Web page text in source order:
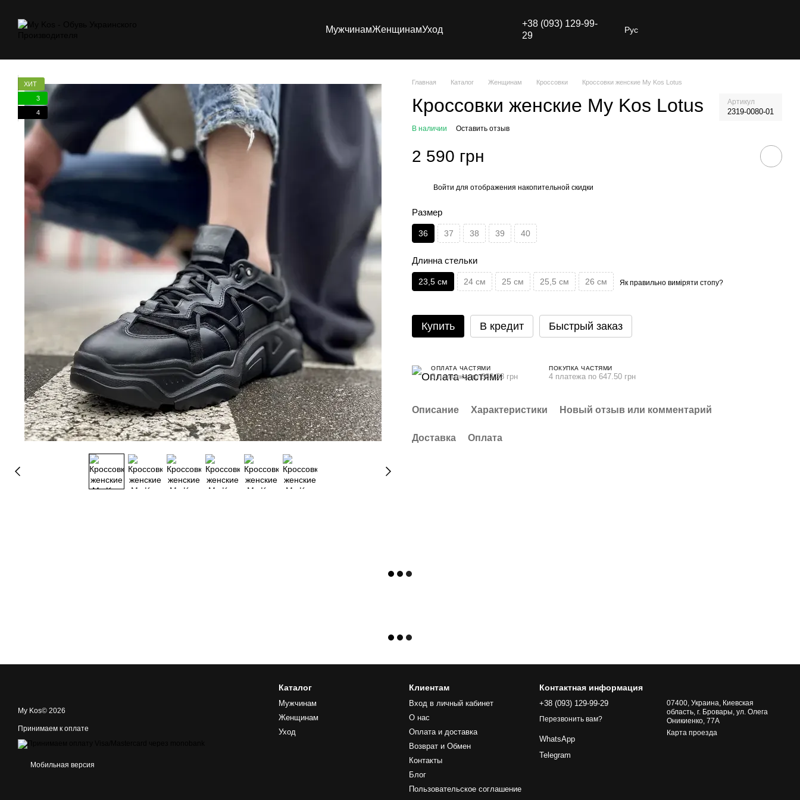
МужчинамЖенщинамУход
+38 (093) 129-99-
29
Рус
ХИТ
3
4
Главная Каталог Женщинам Кроссовки Кроссовки женские My Kos Lotus
Кроссовки женские My Kos Lotus Артикул
2319-0080-01
В наличии Оставить отзыв
2 590 грн
Войти для отображения накопительной скидки
Размер
36 37 38 39 40
Длинна стельки
23,5 см 24 см 25 см 25,5 см 26 см Як правильно виміряти стопу?
Купить В кредит Быстрый заказ
ОПЛАТА ЧАСТЯМИ
3 платежа по 863.33 грн
ПОКУПКА ЧАСТЯМИ
4 платежа по 647.50 грн
Описание Характеристики Новый отзыв или комментарий
Доставка Оплата
My Kos© 2026
Принимаем к оплате
Мобильная версия
Каталог
Мужчинам
Женщинам
Уход
Клиентам
Вход в личный кабинет
О нас
Оплата и доставка
Возврат и Обмен
Контакты
Блог
Пользовательское соглашение
Контактная информация
+38 (093) 129-99-29
Перезвонить вам?
WhatsApp
Telegram
07400, Украина, Киевская
область, г. Бровары, ул. Олега
Оникиенко, 77А
Карта проезда